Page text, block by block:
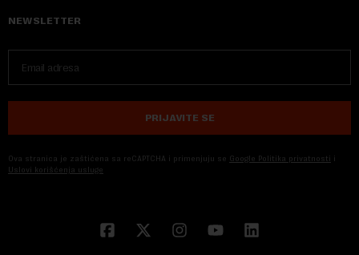
NEWSLETTER
PRIJAVITE SE
Ova stranica je zaštićena sa reCAPTCHA i primenjuju se Google Politika privatnosti i
Uslovi korišćenja usluge